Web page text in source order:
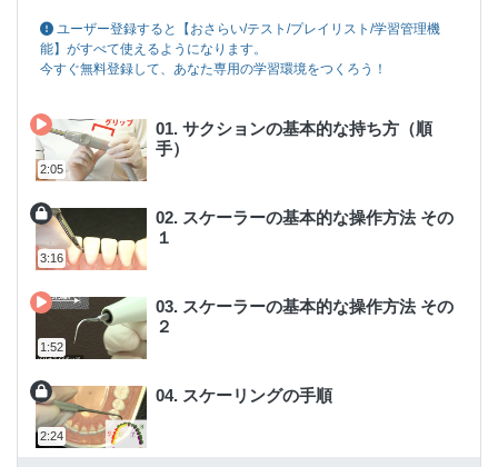
ユーザー登録すると【おさらい/テスト/プレイリスト/学習管理機
能】がすべて使えるようになります。
今すぐ無料登録して、あなた専用の学習環境をつくろう！
2:05
01. サクションの基本的な持ち方（順
手）
3:16
02. スケーラーの基本的な操作方法 その
１
1:52
03. スケーラーの基本的な操作方法 その
２
2:24
04. スケーリングの手順